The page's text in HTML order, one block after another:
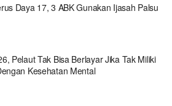
Daya 17, 3 ABK Gunakan Ijasah Palsu
Pelaut Tak Bisa Berlayar Jika Tak Miliki
Kesehatan Mental